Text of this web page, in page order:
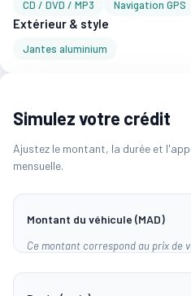
CD / DVD / MP3 Navigation GPS
Extérieur & style
Jantes aluminium
Simulez votre crédit
Ajustez le montant, la durée et
mensuelle.
Montant du véhicule (MAD)
Ce montant correspond au prix de